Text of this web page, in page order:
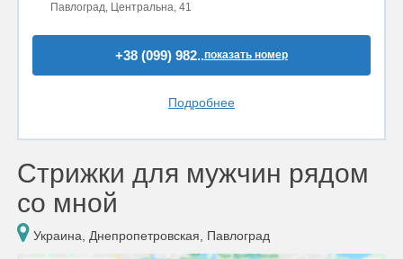
Павлоград, Центральна, 41
+38 (099) 982..показать номер
Подробнее
Стрижки для мужчин рядом
со мной
Украина, Днепропетровская, Павлоград